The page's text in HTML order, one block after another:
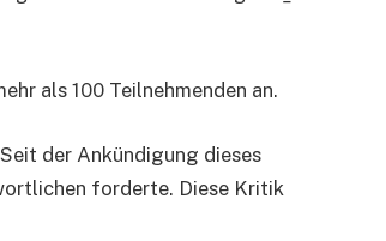
als 100 Teilnehmenden an.
der Ankündigung dieses
forderte. Diese Kritik